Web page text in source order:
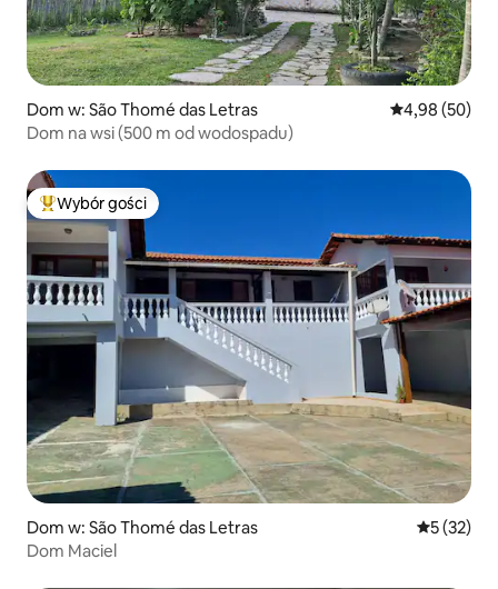
Dom w: São Thomé das Letras Średnia
4,98 (50)
Dom na wsi (500 m od wodospadu)
Najpopularniejsze z kategorii Wybór gości
Wybór gości
Dom w: São Thomé das Letras Średnia
5 (32)
Dom Maciel